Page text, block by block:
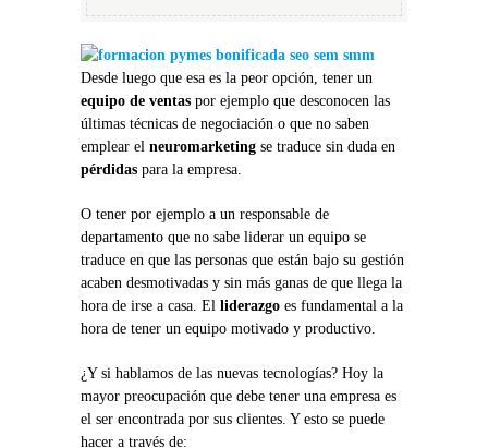
Desde luego que esa es la peor opción, tener un
equipo de ventas por ejemplo que desconocen las
últimas técnicas de negociación o que no saben
emplear el neuromarketing se traduce sin duda en
pérdidas para la empresa.
O tener por ejemplo a un responsable de
departamento que no sabe liderar un equipo se
traduce en que las personas que están bajo su gestión
acaben desmotivadas y sin más ganas de que llega la
hora de irse a casa. El liderazgo es fundamental a la
hora de tener un equipo motivado y productivo.
¿Y si hablamos de las nuevas tecnologías? Hoy la
mayor preocupación que debe tener una empresa es
el ser encontrada por sus clientes. Y esto se puede
hacer a través de: